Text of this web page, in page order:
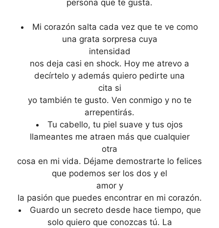
persona que te gusta.
Mi corazón salta cada vez que te ve como
una grata sorpresa cuya
intensidad
nos deja casi en shock. Hoy me atrevo a
decírtelo y además quiero pedirte una
cita si
yo también te gusto. Ven conmigo y no te
arrepentirás.
Tu cabello, tu piel suave y tus ojos
llameantes me atraen más que cualquier
otra
cosa en mi vida. Déjame demostrarte lo felices
que podemos ser los dos y el
amor y
la pasión que puedes encontrar en mi corazón.
Guardo un secreto desde hace tiempo, que
solo quiero que conozcas tú. La